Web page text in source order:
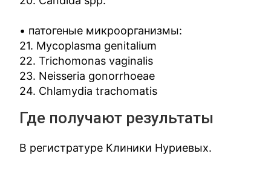
• патогеные микроорганизмы:
21. Mycoplasma genitalium
22. Trichomonas vaginalis
23. Neisseria gonorrhoeae
24. Chlamydia trachomatis
Где получают результаты
В регистратуре Клиники Нуриевых.